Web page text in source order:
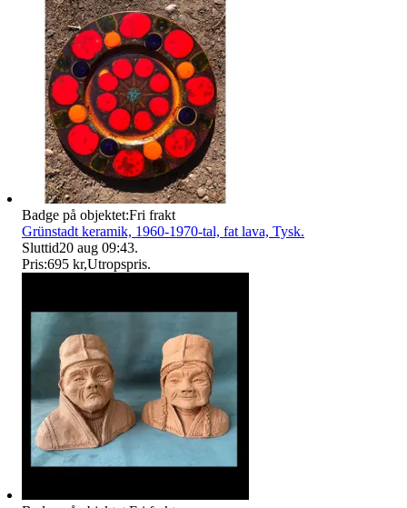
Badge på objektet:Fri frakt
Grünstadt keramik, 1960-1970-tal, fat lava, Tysk.
Sluttid20 aug 09:43.
Pris:695 kr,Utropspris.